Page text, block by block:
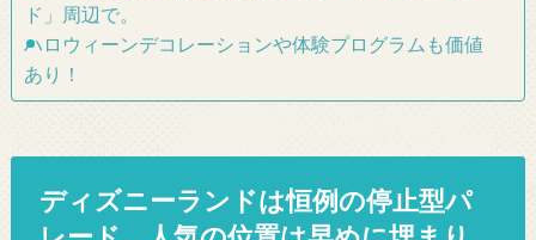
ド」周辺で。
ハロウィーンデコレーションや体験プログラムも価値
あり！
ディズニーランドは恒例の停止型パ